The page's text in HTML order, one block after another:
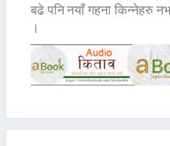
बढे पनि नयाँ गहना किन्नेहरु
।